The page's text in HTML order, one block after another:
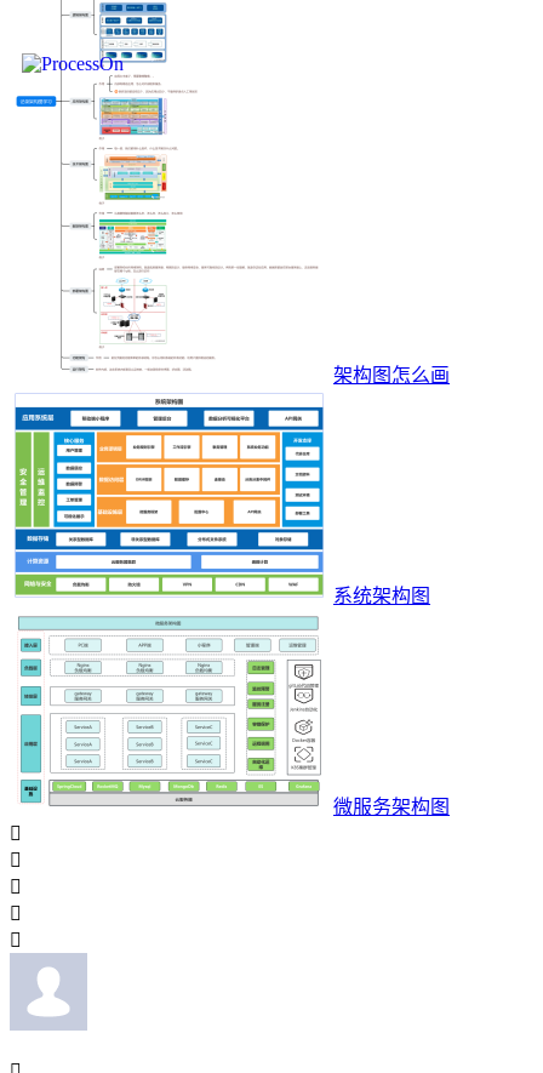
架构图怎么画
系统架构图
微服务架构图




